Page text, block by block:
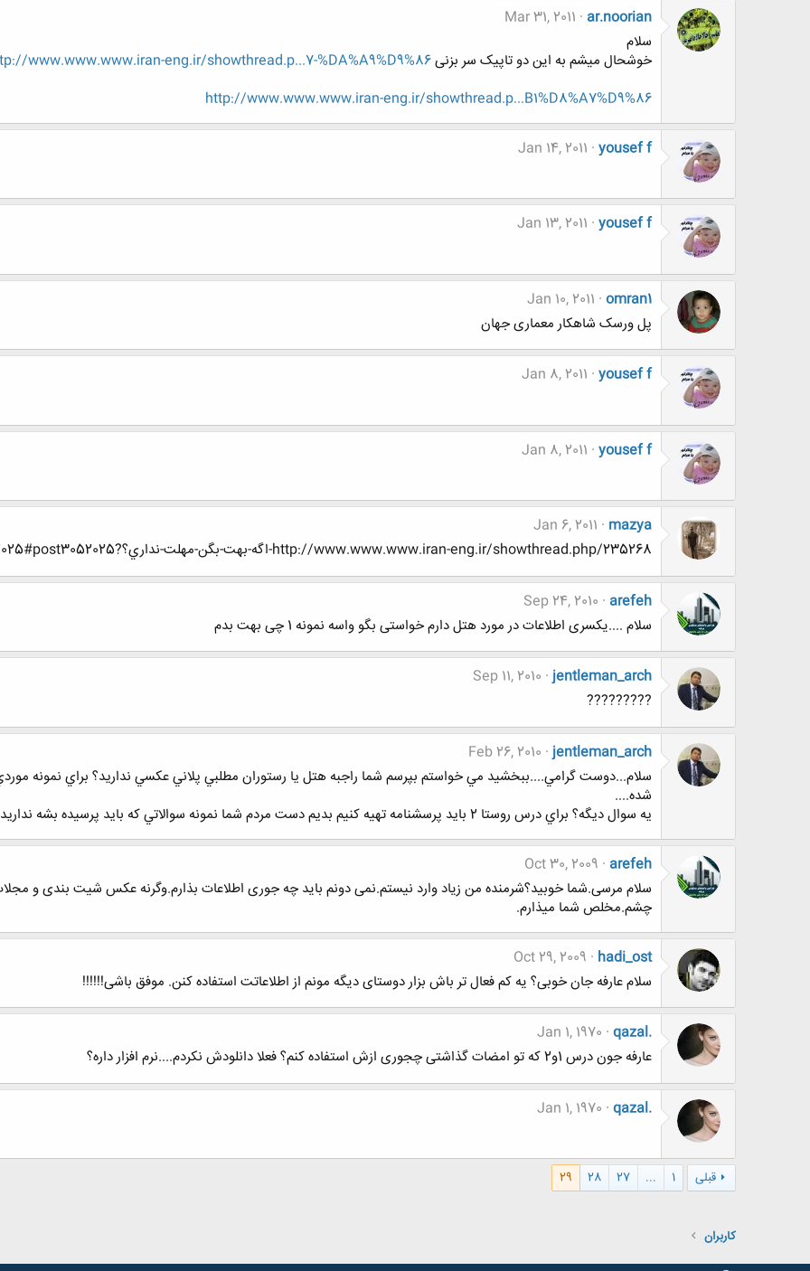
ar.noorian
Mar 31, 2011
سلام
خوشحال میشم به این دو تاپیک سر بزنیwww.www.www.iran-eng.ir/showthread.p...7-%DA%A9%D9%86
http://www.www.www.iran-eng.ir/showthread.p...B1%D8%A7%D9%86
yousef f
Jan 14, 2011
yousef f
Jan 13, 2011
omran1
Jan 10, 2011
پل ورسک شاهکار معماری جهان
yousef f
Jan 8, 2011
yousef f
Jan 8, 2011
mazya
Jan 6, 2011
http://www.www.www.iran-eng.ir/showthread.php/235268-اگه-بهت-بگن-مهلت-نداري؟?p=3052025#post3052025
arefeh
Sep 24, 2010
سلام ....یکسری اطلاعات در مورد هتل دارم خواستی بگو واسه نمونه 1 چی بهت بدم
jentleman_arch
Sep 11, 2010
?????????
jentleman_arch
Feb 26, 2010
سلام...دوست گرامي....ببخشيد مي خواستم بپرسم شما راجبه هتل يا رستوران مطلبي پلاني عكسي نداريد؟ براي نمونه
شده....
يه سوال ديگه؟ براي درس روستا 2 بايد پرسشنامه تهيه كنيم بديم دست مردم شما نمونه سوالاتي كه بايد پرسيده بشه نداريد؟
arefeh
Oct 30, 2009
سلام مرسی.شما خوبید؟شرمنده من زیاد وارد نیستم.نمی دونم باید چه جوری اطلاعات بذارم.وگرنه عکس شیت بندی و
چشم.مخلص شما میذارم.
hadi_ost
Oct 29, 2009
سلام عارفه جان خوبی؟ یه کم فعال تر باش بزار دوستای دیگه مونم از اطلاعاتت استفاده کنن. موفق باشی!!!!!!
qazal.
Jan 1, 1970
عارفه جون درس 1و2 که تو امضات گذاشتی چجوری ازش استفاده کنم؟ فعلا دانلودش نکردم....نرم افزار داره؟
qazal.
Jan 1, 1970
قبلی 1
...
27
28
29
کاربران